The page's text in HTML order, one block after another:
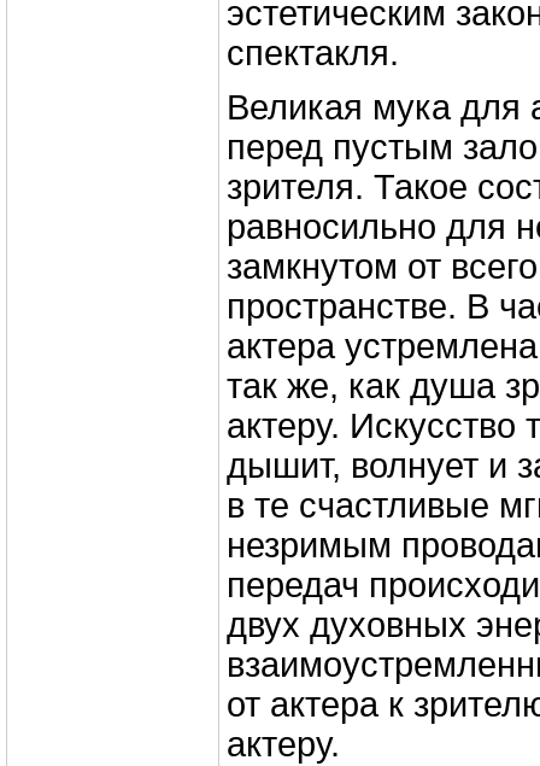
эстетическим
спектакля.
Великая мука для
перед пустым
зрителя. Такое
равносильно для
замкнутом от
пространстве. В
актера
так же, как душа
актеру. Искусство
дышит, волнует и
в те счастливые
незримым
передач
двух духовных
от актера к
актеру.